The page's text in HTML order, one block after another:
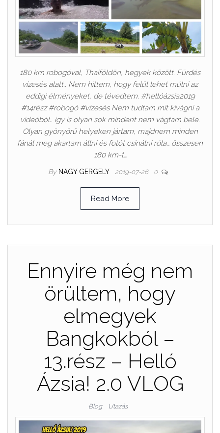
180 km robogóval, Thaiföldön, hegyek között. Fürdés
vízesés alatt.. Nem hittem, hogy felül lehet múlni az
eddigi élményeket, de tévedtem. #hellóázsia2019
#14rész #robogó #vízesés Nem tudtam mit kivágni a
videóból.. így is olyan sok mindent nem vágtam bele.
Olyan gyönyörű helyeken jártam, majdnem minden
fánál meg akartam állni és fotót csinálni róla… összesen
180 km-t…
By NAGY GERGELY 2019-07-26 0
Read More
Ennyire még nem
örültem, hogy
elmegyek
Bangkokból –
13.rész – Helló
Ázsia! 2.0 VLOG
Blog Utazás